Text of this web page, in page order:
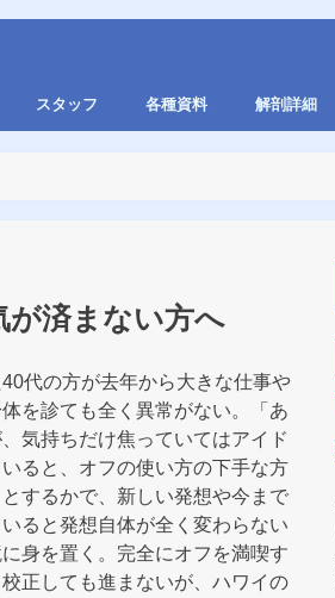
スタッフ 各種資料 解剖詳細
が済まない方へ
代の方が去年から大きな仕事や
を診ても全く異常がない。「あ
気持ちだけ焦っていてはアイド
ると、オフの使い方の下手な方
するかで、新しい発想や今まで
ると発想自体が全く変わらない
身を置く。完全にオフを満喫す
正しても進まないが、ハワイの